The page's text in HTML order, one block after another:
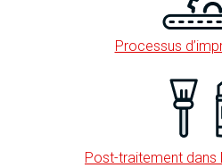
Processus
Post-traitement dans